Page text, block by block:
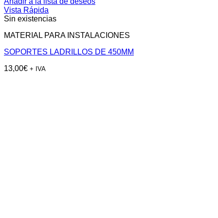
Vista Rápida
Sin existencias
MATERIAL PARA INSTALACIONES
SOPORTES LADRILLOS DE 450MM
13,00€ + IVA